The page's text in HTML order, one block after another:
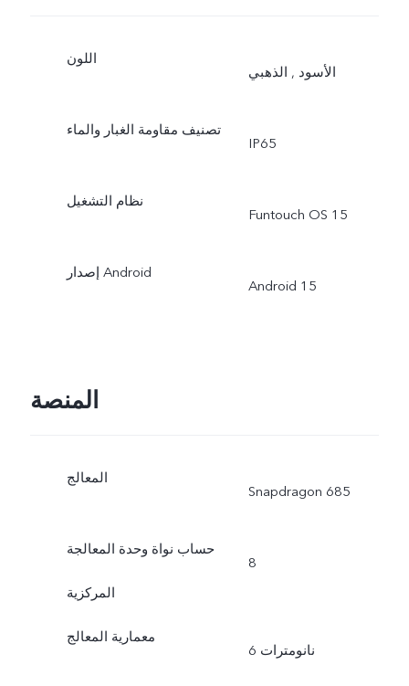
اللون
الأسود , الذهبي
تصنيف مقاومة الغبار والماء
IP65
نظام التشغيل
Funtouch OS 15
إصدار Android
Android 15
المنصة
المعالج
Snapdragon 685
حساب نواة وحدة المعالجة
المركزية
8
معمارية المعالج
6 نانومترات